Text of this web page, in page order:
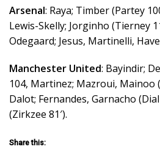
Arsenal: Raya; Timber (Partey
Lewis-Skelly; Jorginho (Tierney
Odegaard; Jesus, Martinelli,
Manchester United: Bayindir;
104, Martinez; Mazroui, Mainoo
Dalot; Fernandes, Garnacho
(Zirkzee 81′).
Share this: